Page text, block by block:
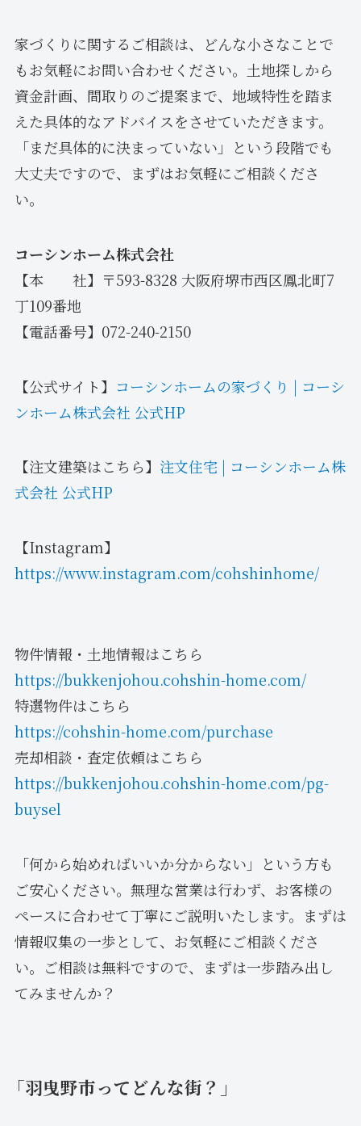
家づくりに関するご相談は、どんな小さなことで
もお気軽にお問い合わせください。土地探しから
資金計画、間取りのご提案まで、地域特性を踏ま
えた具体的なアドバイスをさせていただきます。
「まだ具体的に決まっていない」という段階でも
大丈夫ですので、まずはお気軽にご相談くださ
い。
コーシンホーム株式会社
【本 社】〒593-8328 大阪府堺市西区鳳北町7
丁109番地
【電話番号】072-240-2150
【公式サイト】 コーシンホームの家づくり | コーシ
ンホーム株式会社 公式HP
【注文建築はこちら】 注文住宅 | コーシンホーム株
式会社 公式HP
【Instagram】
https://www.instagram.com/cohshinhome/
物件情報・土地情報はこちら
https://bukkenjohou.cohshin-home.com/
特選物件はこちら
https://cohshin-home.com/purchase
売却相談・査定依頼はこちら
https://bukkenjohou.cohshin-home.com/pg-
buysel
「何から始めればいいか分からない」という方も
ご安心ください。無理な営業は行わず、お客様の
ペースに合わせて丁寧にご説明いたします。まずは
情報収集の一歩として、お気軽にご相談くださ
い。ご相談は無料ですので、まずは一歩踏み出し
てみませんか？
「羽曳野市ってどんな街？」